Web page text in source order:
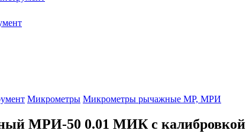
Микрометры Микрометры рычажные МР, МРИ
МРИ-50 0.01 МИК с калибровкой